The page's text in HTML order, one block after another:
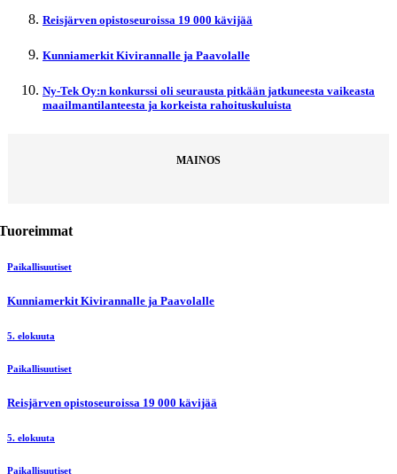
Reisjärven opistoseuroissa 19 000 kävijää
Kunniamerkit Kivirannalle ja Paavolalle
Ny-Tek Oy:n konkurssi oli seurausta pitkään jatkuneesta vaikeasta
maailmantilanteesta ja korkeista rahoituskuluista
MAINOS
Paikallisuutiset
Kunniamerkit Kivirannalle ja Paavolalle
5. elokuuta
Paikallisuutiset
Reisjärven opistoseuroissa 19 000 kävijää
5. elokuuta
Paikallisuutiset